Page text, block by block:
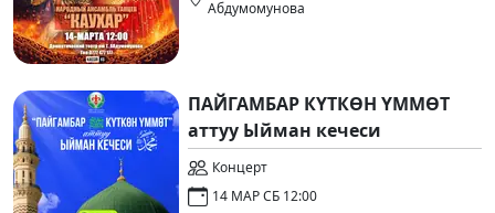
Абдумомунова
ПАЙГАМБАР КҮТКӨН ҮММӨТ
аттуу Ыйман кечеси
Концерт
14 МАР СБ 12:00